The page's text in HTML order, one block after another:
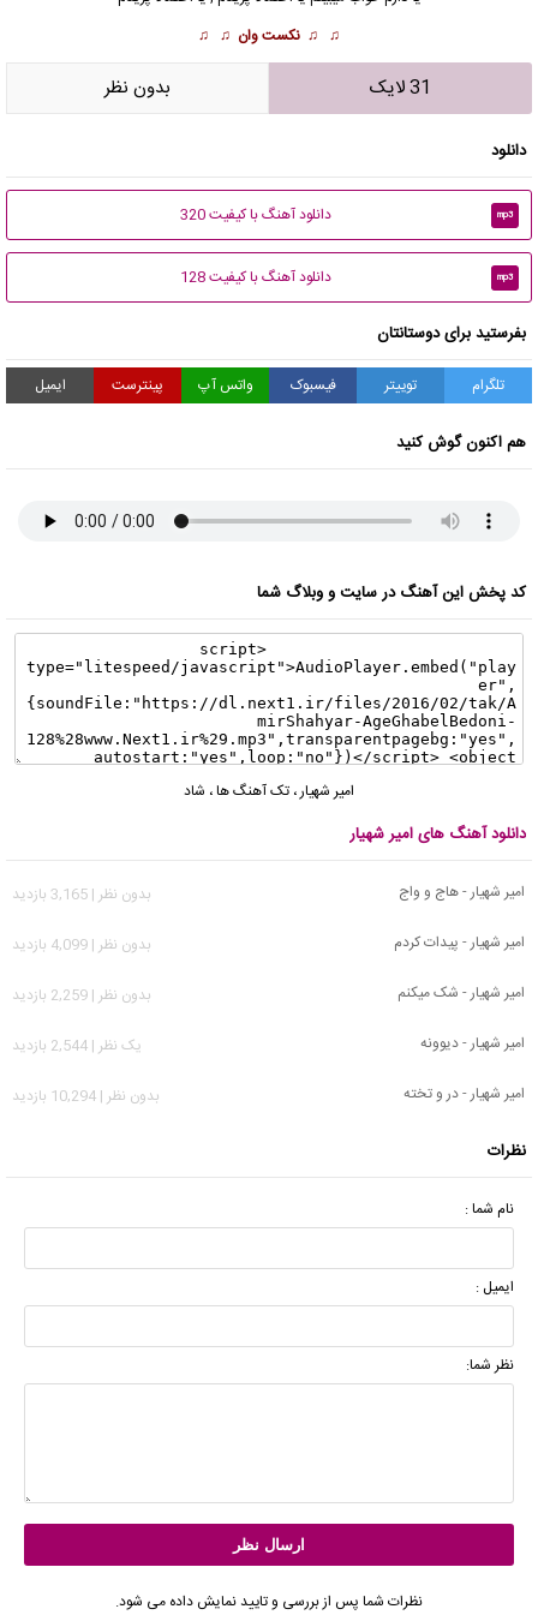
♫ ♫ نکست وان ♫ ♫
31 لایک بدون نظر
دانلود
mp3 دانلود آهنگ با کیفیت 320
mp3 دانلود آهنگ با کیفیت 128
بفرستید برای دوستانتان
تلگرام توییتر فیسبوک واتس آپ پینترست ایمیل
هم اکنون گوش کنید
کد پخش این آهنگ در سایت و وبلاگ شما
امیر شهیار، تک آهنگ ها، شاد
دانلود آهنگ های امیر شهیار
امیر شهیار - هاج و واج
بدون نظر | 3,165 بازدید
امیر شهیار - پیدات کردم
بدون نظر | 4,099 بازدید
امیر شهیار - شک میکنم
بدون نظر | 2,259 بازدید
امیر شهیار - دیوونه
يک نظر | 2,544 بازدید
امیر شهیار - در و تخته
بدون نظر | 10,294 بازدید
نظرات
نام شما :
ایمیل :
نظر شما:
نظرات شما پس از بررسی و تایید نمایش داده می شود.